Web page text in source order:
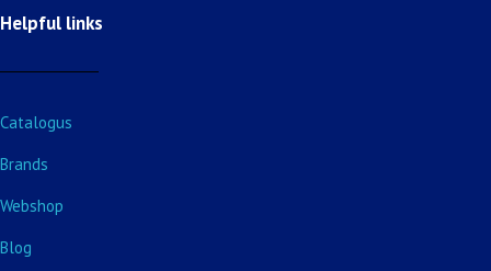
Helpful links
Catalogus
Brands
Webshop
Blog